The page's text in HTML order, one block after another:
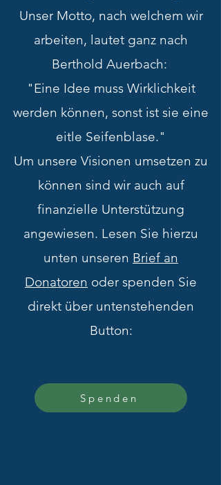
Unser Motto, nach welchem wir
arbeiten, lautet ganz nach
Berthold Auerbach:
"Eine Idee muss Wirklichkeit
werden können, sonst ist sie eine
eitle Seifenblase."
Um unsere Visionen umsetzen zu
können sind wir auch auf
finanzielle Unterstützung
angewiesen. Lesen Sie hierzu
unten unseren Brief an
Donatoren oder spenden Sie
direkt über untenstehenden
Button:
Spenden